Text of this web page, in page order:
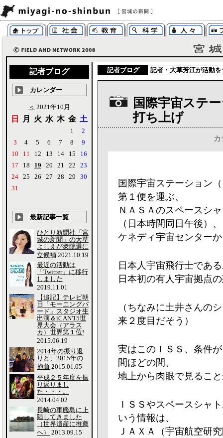
記者ブログ 記者・ 大草芳江が活動
国際宇宙ステ
打ち上げ
国際宇宙ステーション
第１便を運ぶ、
ＮＡＳＡのスペースシ
（日本時間同日午後）、
ケネディ宇宙センター
日本人宇宙飛行士であ
日本初の有人宇宙拠点
（ちなみに土井さんの
来２度目だそう）
実はこのＩＳＳ、条件
間ほどの間、
地上から肉眼で見るこ
ＩＳＳやスペースシャ
いう情報は、
ＪＡＸＡ（宇宙航空研
記者ブログ
カレンダー
＜ 2021年10月
日 月 火 水 木 金 土
1
2
3
4 5 6 7 8
9
10
11 12 13 14 15
16
17
18 19 20 21 22
23
24 25 26 27 28 29
30
31
最新記事一覧
ひとり新聞社「宮
城の新聞」の大草
よしえが衆院選に
立候補 2021.10.19
最近の活動は
「Twitter」に移行
しました
2019.11.01
【追記】テレビ朝
日「モーニングバ
ード」スタジオ生
出演＆iCAN'15世
界大会（アラス
カ）世界第１位!
2015.06.19
2014年の振り返
りと、2015年の
抱負 2015.01.05
平成２５年度を振
り返りまし
た・・・。
2014.04.02
長崎の軍艦島に上
陸してきました
（世界遺産に推薦
へ）
2013.09.15